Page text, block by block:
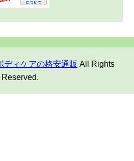
ディケアの格安通販 All Rights
Reserved.